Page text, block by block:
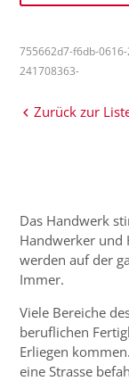
755662d7-f6db-
241708363-
Zurück zur
Das Handwerk
Handwerker und
werden auf der
Immer.
Viele Bereiche
beruflichen
Erliegen
eine Strasse